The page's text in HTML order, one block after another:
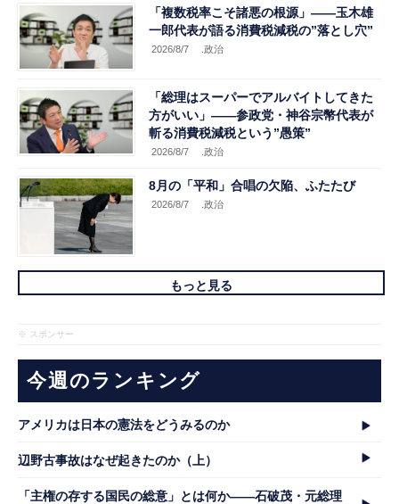
「複数税率こそ諸悪の根源」――玉木雄
一郎代表が語る消費税減税の”落とし穴”
2026/8/7 .政治
「総理はスーパーでアルバイトしてきた
方がいい」――参政党・神谷宗幣代表が
斬る消費税減税という”愚策”
2026/8/7 .政治
8月の「平和」合唱の欠陥、ふたたび
2026/8/7 .政治
もっと見る
※ スポンサー
今週のランキング
アメリカは日本の憲法をどうみるのか
辺野古事故はなぜ起きたのか（上）
「主権の存する国民の総意」とは何か――石破茂・元総理